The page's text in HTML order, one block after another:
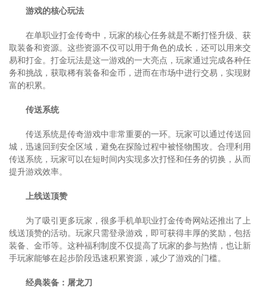
游戏的核心玩法
在单职业打金传奇中，玩家的核心任务就是不断打怪升级、获
取装备和资源。这些资源不仅可以用于角色的成长，还可以用来交
易和打金。打金玩法是这一游戏的一大亮点，玩家通过完成各种任
务和挑战，获取稀有装备和金币，进而在市场中进行交易，实现财
富的积累。
传送系统
传送系统是传奇游戏中非常重要的一环。玩家可以通过传送回
城，迅速回到安全区域，避免在探险过程中被怪物围攻。合理利用
传送系统，玩家可以在短时间内实现多次打怪和任务的切换，从而
提升游戏效率。
上线送顶赞
为了吸引更多玩家，很多手机单职业打金传奇网站还推出了上
线送顶赞的活动。玩家只需登录游戏，即可获得丰厚的奖励，包括
装备、金币等。这种福利制度不仅提高了玩家的参与热情，也让新
手玩家能够在起步阶段迅速积累资源，减少了游戏的门槛。
经典装备：屠龙刀